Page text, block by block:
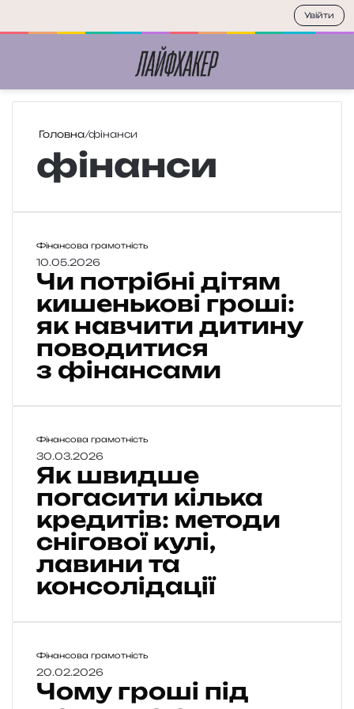
Головна/фінанси
фінанси
Ч
и
п
т
р
і
н
т
я
м
к
ш
е
н
к
г
р
о
Фінансова грамотність
10.05.2026
Чи потрібні дітям
кишенькові гроші:
як навчити дитину
поводитися
з фінансами
Я
к
ш
и
д
ш
п
о
а
и
т
и
Фінансова грамотність
30.03.2026
Як швидше
погасити кілька
кредитів: методи
снігової кулі,
лавини та
консолідації
Ч
о
м
Фінансова грамотність
20.02.2026
Чому гроші під
Увійти